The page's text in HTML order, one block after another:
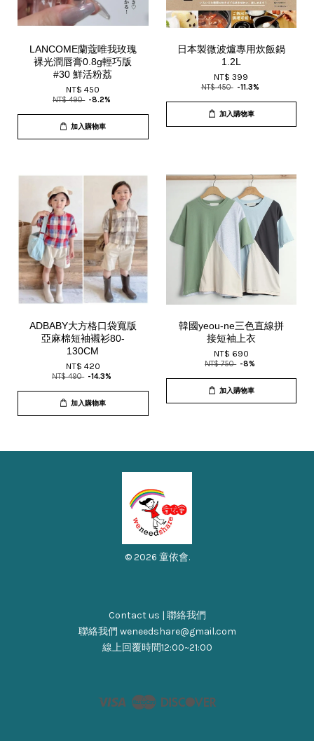
LANCOME蘭蔻唯我玫瑰
裸光潤唇膏0.8g輕巧版
#30 鮮活粉荔
NT$ 450
NT$ 490 -8.2%
加入購物車
日本製微波爐專用炊飯鍋
1.2L
NT$ 399
NT$ 450 -11.3%
加入購物車
ADBABY大方格口袋寬版
亞麻棉短袖襯衫80-
130CM
NT$ 420
NT$ 490 -14.3%
加入購物車
韓國yeou-ne三色直線拼
接短袖上衣
NT$ 690
NT$ 750 -8%
加入購物車
© 2026 童依會.
Contact us | 聯絡我們
聯絡我們 weneedshare@gmail.com
線上回覆時間12:00~21:00
Visa Master